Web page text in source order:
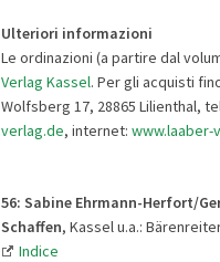
Ulteriori informazioni
Le ordinazioni (a partire dal
Verlag Kassel. Per gli acquisti
Wolfsberg 17, 28865 Lilienthal,
verlag.de, internet: www.laaber-
56: Sabine Ehrmann-Herfort/
Schaffen, Kassel u.a.:
Indice